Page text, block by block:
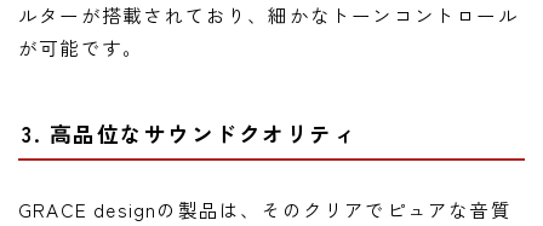
ルターが搭載されており、細かなトーンコントロール
が可能です。
3. 高品位なサウンドクオリティ
GRACE designの製品は、そのクリアでピュアな音質